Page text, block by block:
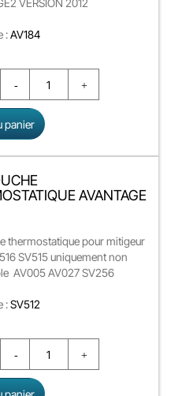
VERSION 2012
:AV184
panier
AVANTAGE
thermostatique pour mitigeur
SV515 uniquement non
AV005 AV027 SV256
:SV512